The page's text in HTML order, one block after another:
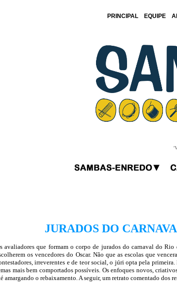
PRINCIPAL EQUIPE
JURADOS DO
avaliadores que formam o corpo de jurados do carnaval do
os vencedores do Oscar. Não que as escolas que
irreverentes e de teor social, o júri opta pela
mais bem comportados possíveis. Os enfoques novos,
amargando o rebaixamento. A seguir, um retrato comentado dos